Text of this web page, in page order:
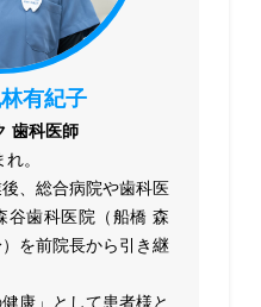
有紀子
歯科医師
。
、総合病院や歯科医
谷歯科医院（船橋 森
を前院長から引き継
康」として患者様と